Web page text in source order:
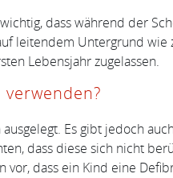
dass während der
leitendem Untergrund
Lebensjahr zugelassen.
Es gibt jedoch
dass diese sich nicht
dass ein Kind eine